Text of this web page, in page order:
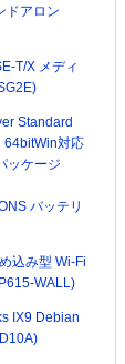
ドアロン
T/X メディ
Standard
64bitWin対応
ッケージ
バッテリ
込み型 Wi-Fi
WALL)
IX9 Debian